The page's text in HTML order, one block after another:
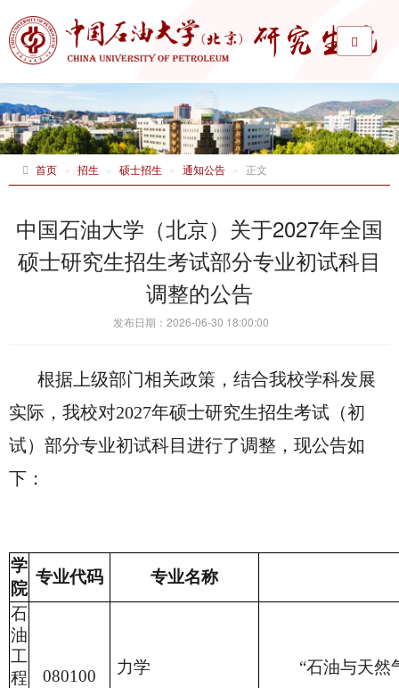
首页 招生 硕士招生 通知公告 正文
​中国石油大学（北京）关于2027年全国
硕士研究生招生考试部分专业初试科目
调整的公告
发布日期：2026-06-30 18:00:00
根据上级部门相关政策，结合我校学科发展
实际，我校对2027年硕士研究生招生考试（初
试）部分专业初试科目进行了调整，现公告如
下：
学
院
专业代码
专业名称
石
油
工
程
080100 力学 “石油与天然